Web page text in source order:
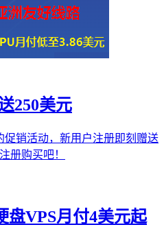
250美元
促销活动，新用户注册即刻赠送
册购买吧！
VPS月付4美元起